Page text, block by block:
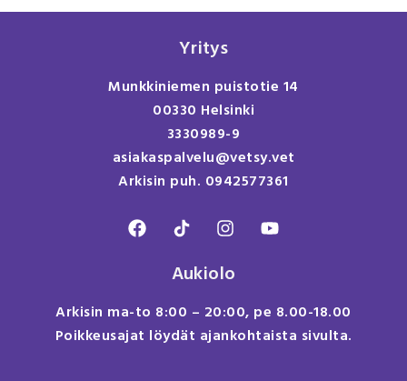
Yritys
Munkkiniemen puistotie 14
00330 Helsinki
3330989-9
asiakaspalvelu@vetsy.vet
Arkisin puh. 0942577361
Aukiolo
Arkisin ma-to 8:00 – 20:00, pe 8.00-18.00
Poikkeusajat löydät ajankohtaista sivulta.